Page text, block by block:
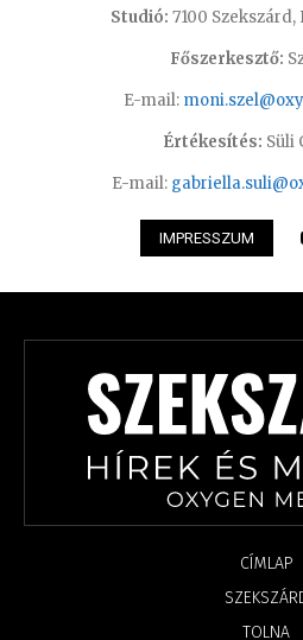
Studió: 7100
Főszerkesztő:
E-mail:
Értékesítés: Süli
E-mail:
IMPRESSZUM
CÍMLAP
TOLNA